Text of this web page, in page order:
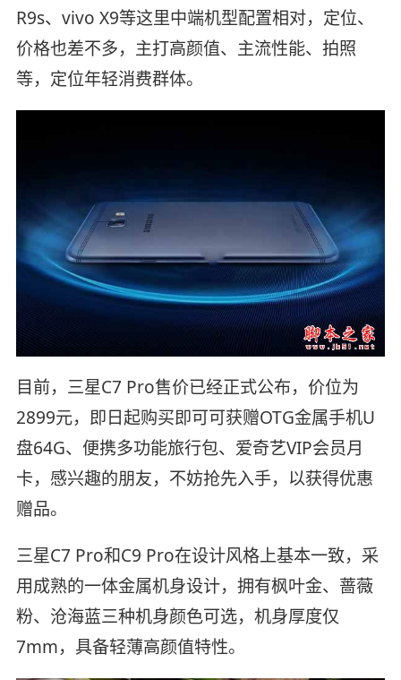
R9s、vivo X9等这里中端机型配置相对，定位、
价格也差不多，主打高颜值、主流性能、拍照
等，定位年轻消费群体。
目前，三星C7 Pro售价已经正式公布，价位为
2899元，即日起购买即可可获赠OTG金属手机U
盘64G、便携多功能旅行包、爱奇艺VIP会员月
卡，感兴趣的朋友，不妨抢先入手，以获得优惠
赠品。
三星C7 Pro和C9 Pro在设计风格上基本一致，采
用成熟的一体金属机身设计，拥有枫叶金、蔷薇
粉、沧海蓝三种机身颜色可选，机身厚度仅
7mm，具备轻薄高颜值特性。